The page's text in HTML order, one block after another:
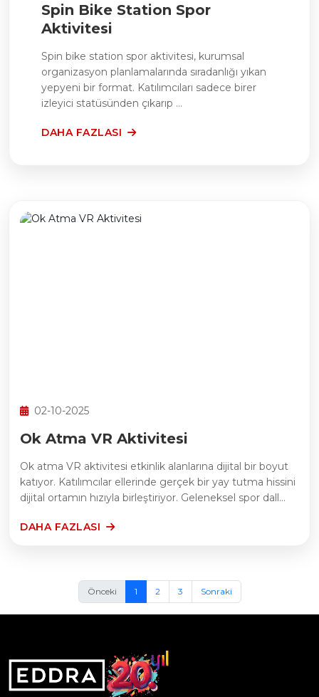
Spin Bike Station Spor
Aktivitesi
Spin bike station spor aktivitesi, kurumsal
organizasyon planlamalarında sıradanlığı yıkan
yepyeni bir format. Katılımcıları sadece birer
izleyici statüsünden çıkarıp ...
DAHA FAZLASI
02-10-2025
Ok Atma VR Aktivitesi
Ok atma VR aktivitesi etkinlik alanlarına dijital bir boyut
katıyor. Katılımcılar ellerinde gerçek bir yay tutma hissini
dijital ortamın hızıyla birleştiriyor. Geleneksel spor dall...
DAHA FAZLASI
Önceki 1 2 3 Sonraki